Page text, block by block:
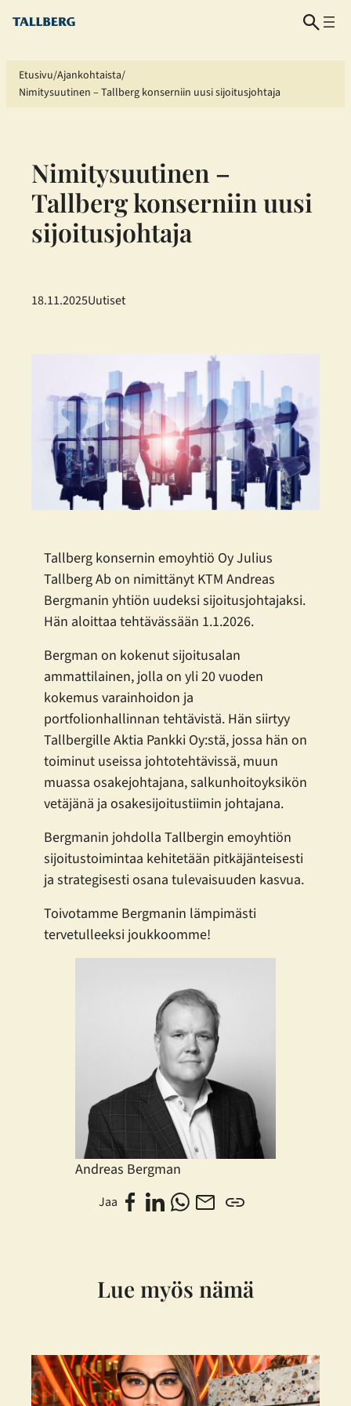
Siirry
Etusivu Ajankohtaista
Nimitysuutinen – Tallberg konserniin uusi sijoitusjohtaja
Nimitysuutinen –
Tallberg konserniin uusi
sijoitusjohtaja
18.11.2025Uutiset
Tallberg konsernin emoyhtiö Oy Julius
Tallberg Ab on nimittänyt KTM Andreas
Bergmanin yhtiön uudeksi sijoitusjohtajaksi.
Hän aloittaa tehtävässään 1.1.2026.
Bergman on kokenut sijoitusalan
ammattilainen, jolla on yli 20 vuoden
kokemus varainhoidon ja
portfolionhallinnan tehtävistä. Hän siirtyy
Tallbergille Aktia Pankki Oy:stä, jossa hän on
toiminut useissa johtotehtävissä, muun
muassa osakejohtajana, salkunhoitoyksikön
vetäjänä ja osakesijoitustiimin johtajana.
Bergmanin johdolla Tallbergin emoyhtiön
sijoitustoimintaa kehitetään pitkäjänteisesti
ja strategisesti osana tulevaisuuden kasvua.
Toivotamme Bergmanin lämpimästi
tervetulleeksi joukkoomme!
Andreas Bergman
Jaa
Lue myös nämä